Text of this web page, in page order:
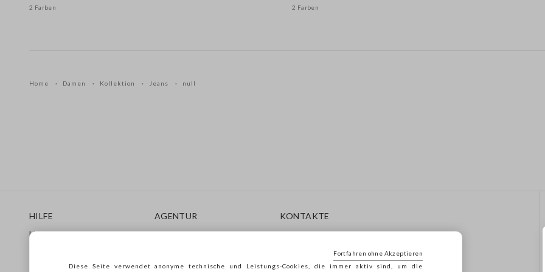
2 Farben
2 Farben
Home Damen Kollektion Jeans null
HILFE
Häufig Gestellte Fragen
AGENTUR
Store locator
KONTAKTE
Rufen Sie Uns An: 041
Senden Sie Uns Eine E-Mail
Diese Seite verwendet anonyme technische und Leistungs-Cookies, die immer aktiv sind, um die
Fortfahren ohne Akzeptieren